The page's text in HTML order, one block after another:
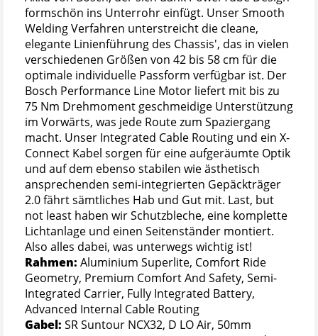
formschön ins Unterrohr einfügt. Unser Smooth
Welding Verfahren unterstreicht die cleane,
elegante Linienführung des Chassis', das in vielen
verschiedenen Größen von 42 bis 58 cm für die
optimale individuelle Passform verfügbar ist. Der
Bosch Performance Line Motor liefert mit bis zu
75 Nm Drehmoment geschmeidige Unterstützung
im Vorwärts, was jede Route zum Spaziergang
macht. Unser Integrated Cable Routing und ein X-
Connect Kabel sorgen für eine aufgeräumte Optik
und auf dem ebenso stabilen wie ästhetisch
ansprechenden semi-integrierten Gepäckträger
2.0 fährt sämtliches Hab und Gut mit. Last, but
not least haben wir Schutzbleche, eine komplette
Lichtanlage und einen Seitenständer montiert.
Also alles dabei, was unterwegs wichtig ist!
Rahmen: Aluminium Superlite, Comfort Ride
Geometry, Premium Comfort And Safety, Semi-
Integrated Carrier, Fully Integrated Battery,
Advanced Internal Cable Routing
Gabel: SR Suntour NCX32, D LO Air, 50mm